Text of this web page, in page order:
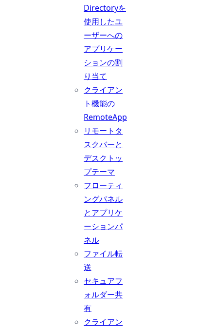
Directoryを
使用したユ
ーザーへの
アプリケー
ションの割
り当て
クライアン
ト機能の
RemoteApp
リモートタ
スクバーと
デスクトッ
プテーマ
フローティ
ングパネル
とアプリケ
ーションパ
ネル
ファイル転
送
セキュアフ
ォルダー共
有
クライアン